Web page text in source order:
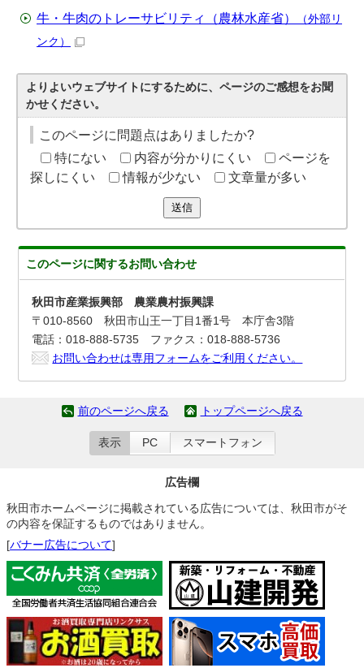
牛・牛肉のトレーサビリティ（農林水産省）
（外部リ
ンク）
よりよいウェブサイトにするために、ページのご感想をお聞
かせください。
このページに問題点はありましたか?
特にない
内容が分かりにくい
ページを
探しにくい
情報が少ない 文章量が多い
送信
このページに関するお問い合わせ
秋田市産業振興部 農業農村振興課
〒010-8560 秋田市山王一丁目1番1号 本庁舎3階
電話：018-888-5735 ファクス：018-888-5736
お問い合わせは専用フォームをご利用ください。
前のページへ戻る トップページへ戻る
表示 PC スマートフォン
広告欄
秋田市ホームページに掲載されている広告については、秋田市がそ
の内容を保証するものではありません。
[バナー広告について]